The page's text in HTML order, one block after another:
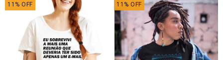
11 % OFF 11 % OFF